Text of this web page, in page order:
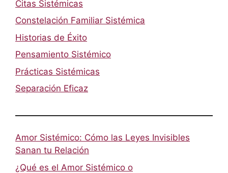
Citas Sistémicas
Constelación Familiar Sistémica
Historias de Éxito
Pensamiento Sistémico
Prácticas Sistémicas
Separación Eficaz
Amor Sistémico: Cómo las Leyes Invisibles
Sanan tu Relación
¿Qué es el Amor Sistémico o